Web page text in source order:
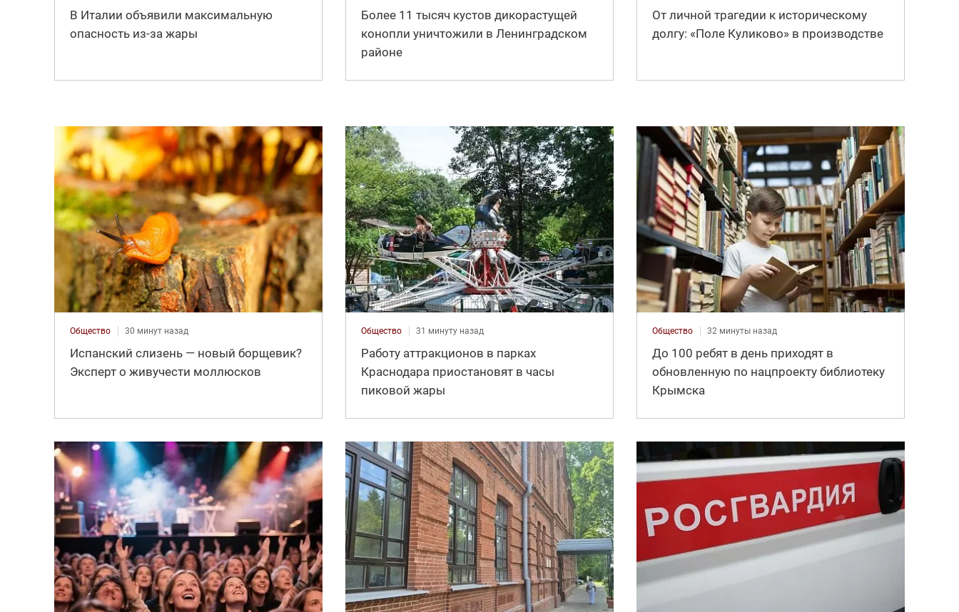
В Италии объявили максимальную
опасность из-за жары
Более 11 тысяч кустов дикорастущей
конопли уничтожили в Ленинградском
районе
От личной трагедии к историческому
долгу: «Поле Куликово» в производстве
Общество 30 минут назад
Испанский слизень — новый борщевик?
Эксперт о живучести моллюсков
Общество 31 минуту назад
Работу аттракционов в парках
Краснодара приостановят в часы
пиковой жары
Общество 32 минуты назад
До 100 ребят в день приходят в
обновленную по нацпроекту библиотеку
Крымска